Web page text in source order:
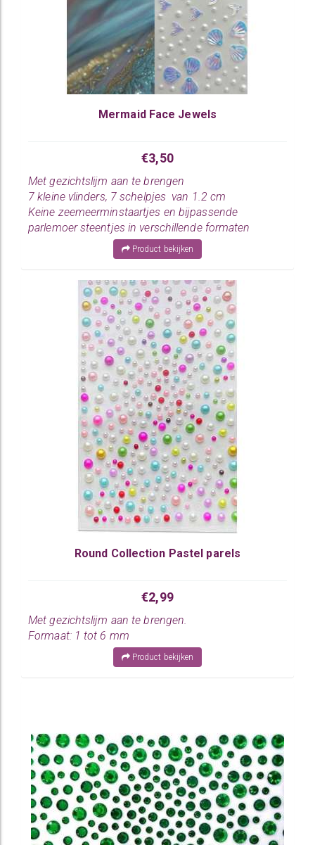
Mermaid Face Jewels
€3,50
Met gezichtslijm aan te brengen
7 kleine vlinders, 7 schelpjes van 1.2 cm
Keine zeemeerminstaartjes en bijpassende
parlemoer steentjes in verschillende formaten
Product bekijken
Round Collection Pastel parels
€2,99
Met gezichtslijm aan te brengen.
Formaat: 1 tot 6 mm
Product bekijken